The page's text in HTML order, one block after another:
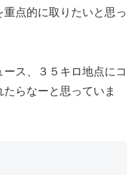
点的に取りたいと思っ
ス、３５キロ地点にコ
らなーと思っていま